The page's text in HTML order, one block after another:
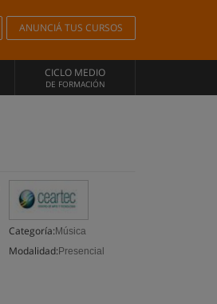
ANUNCIÁ TUS CURSOS
CICLO MEDIO
DE FORMACIÓN
Categoría: Música
Modalidad: Presencial